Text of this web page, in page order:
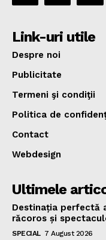
Link-uri utile
Despre noi
Publicitate
Termeni şi condiţii
Politica de
Contact
Webdesign
Ultimele
Destinația perfectă
răcoros și
SPECIAL 7 August 2026